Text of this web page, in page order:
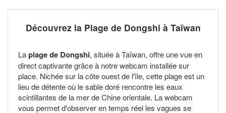
Découvrez la Plage de Dongshi à Taïwan
Laplage de Dongshi, située à Taïwan, offre une vue en
direct captivante grâce à notre webcam installée sur
place. Nichée sur la côte ouest de l'île, cette plage est un
lieu de détente où le sable doré rencontre les eaux
scintillantes de la mer de Chine orientale. La webcam
vous permet d'observer en temps réel les vagues se